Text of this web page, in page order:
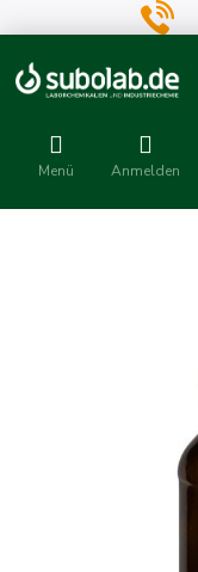
Menü Anmelden